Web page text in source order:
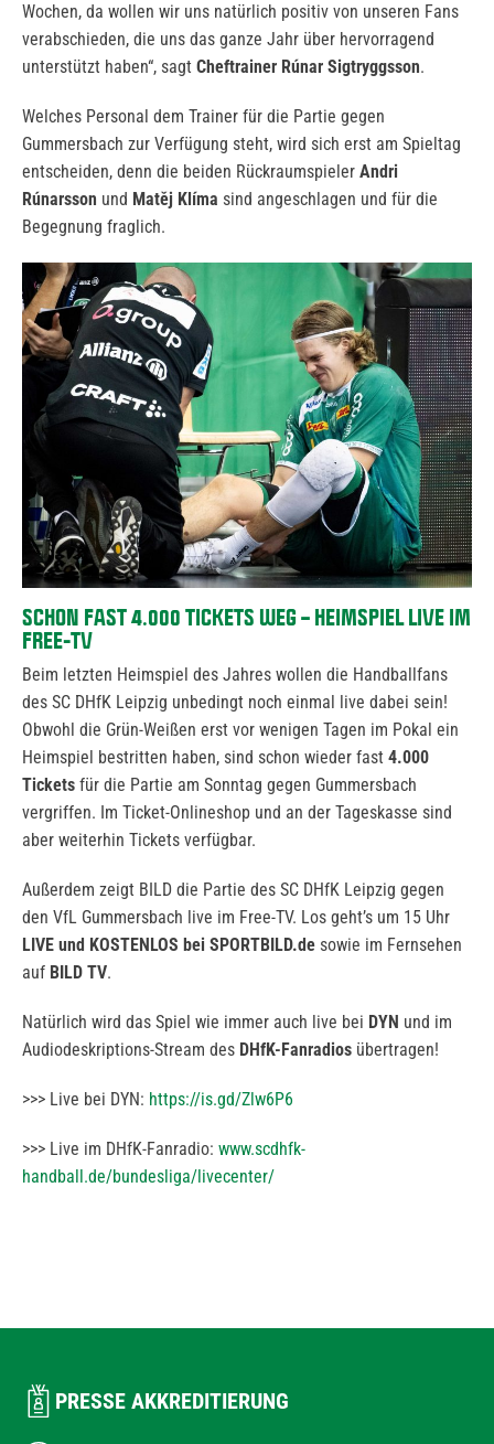
Wochen, da wollen wir uns natürlich positiv von unseren Fans
verabschieden, die uns das ganze Jahr über hervorragend
unterstützt haben“, sagt Cheftrainer Rúnar Sigtryggsson.
Welches Personal dem Trainer für die Partie gegen
Gummersbach zur Verfügung steht, wird sich erst am Spieltag
entscheiden, denn die beiden Rückraumspieler Andri
Rúnarsson und Matěj Klíma sind angeschlagen und für die
Begegnung fraglich.
SCHON FAST 4.000 TICKETS WEG – HEIMSPIEL LIVE IM
FREE-TV
Beim letzten Heimspiel des Jahres wollen die Handballfans
des SC DHfK Leipzig unbedingt noch einmal live dabei sein!
Obwohl die Grün-Weißen erst vor wenigen Tagen im Pokal ein
Heimspiel bestritten haben, sind schon wieder fast 4.000
Tickets für die Partie am Sonntag gegen Gummersbach
vergriffen. Im Ticket-Onlineshop und an der Tageskasse sind
aber weiterhin Tickets verfügbar.
Außerdem zeigt BILD die Partie des SC DHfK Leipzig gegen
den VfL Gummersbach live im Free-TV. Los geht’s um 15 Uhr
LIVE und KOSTENLOS bei SPORTBILD.de sowie im Fernsehen
auf BILD TV.
Natürlich wird das Spiel wie immer auch live bei DYN und im
Audiodeskriptions-Stream des DHfK-Fanradios übertragen!
>>> Live bei DYN: https://is.gd/Zlw6P6
>>> Live im DHfK-Fanradio: www.scdhfk-
handball.de/bundesliga/livecenter/
PRESSE AKKREDITIERUNG